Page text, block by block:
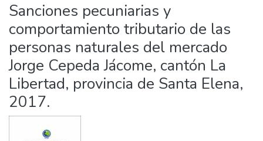
Sanciones pecuniarias y
comportamiento tributario de las
personas naturales del mercado
Jorge Cepeda Jácome, cantón La
Libertad, provincia de Santa Elena,
2017.